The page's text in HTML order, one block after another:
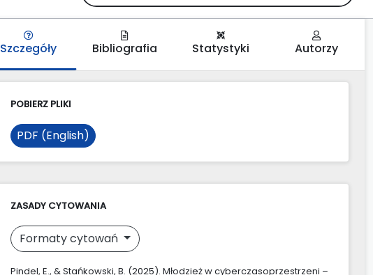
Szczegóły Bibliografia Statystyki Autorzy
POBIERZ PLIKI
PDF (English)
ZASADY CYTOWANIA
Formaty cytowań
Pindel, E., & Stańkowski, B. (2025). Młodzież w cyberczasoprzestrzeni –